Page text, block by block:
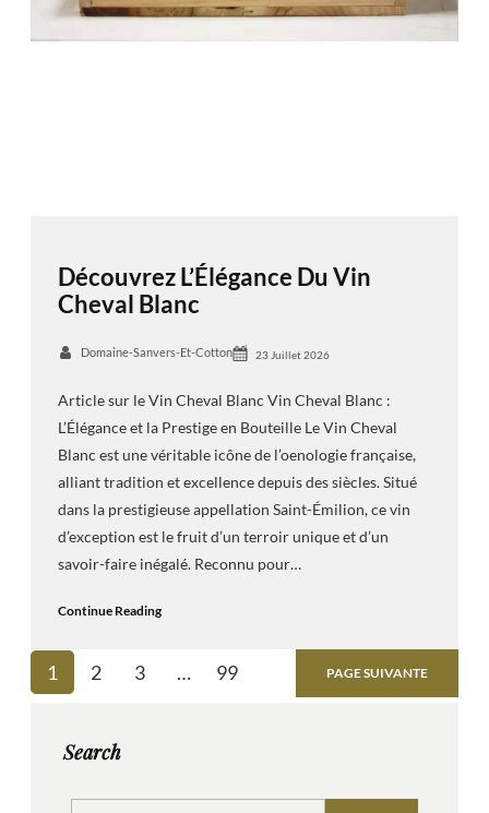
Découvrez L’Élégance Du Vin
Cheval Blanc
Domaine-Sanvers-Et-Cotton 23 Juillet 2026
Article sur le Vin Cheval Blanc Vin Cheval Blanc :
L’Élégance et la Prestige en Bouteille Le Vin Cheval
Blanc est une véritable icône de l’oenologie française,
alliant tradition et excellence depuis des siècles. Situé
dans la prestigieuse appellation Saint-Émilion, ce vin
d’exception est le fruit d’un terroir unique et d’un
savoir-faire inégalé. Reconnu pour…
Continue Reading
1 2 3 … 99 PAGE SUIVANTE
Search